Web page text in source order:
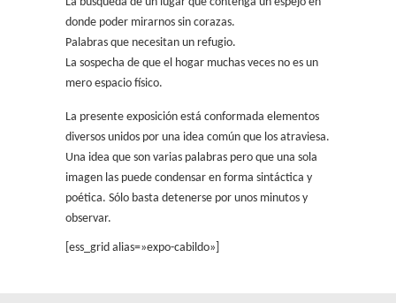
donde poder mirarnos sin corazas.
Palabras que necesitan un refugio.
La sospecha de que el hogar muchas veces no es un
mero espacio físico.
La presente exposición está conformada elementos
diversos unidos por una idea común que los atraviesa.
Una idea que son varias palabras pero que una sola
imagen las puede condensar en forma sintáctica y
poética. Sólo basta detenerse por unos minutos y
observar.
[ess_grid alias=»expo-cabildo»]